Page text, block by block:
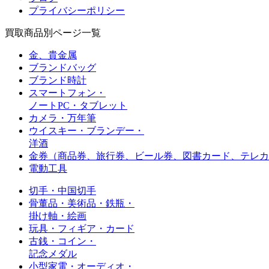
プライバシーポリシー
買取商品別ページ一覧
金、貴金属
ブランドバッグ
ブランド時計
スマートフォン・
ノートPC・タブレット
カメラ・万年筆
ウイスキー・ブランデー・
洋酒
金券（商品券、旅行券、ビール券、図書カード、 テレ
電動工具
切手・中国切手
骨董品・美術品・鉄瓶・
掛け軸・絵画
玩具・フィギア・カード
古銭・コイン・
記念メダル
小型家電・オーディオ・